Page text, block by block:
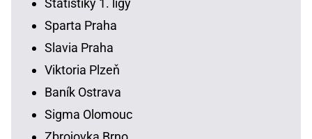
Statistiky 1. ligy
Sparta Praha
Slavia Praha
Viktoria Plzeň
Baník Ostrava
Sigma Olomouc